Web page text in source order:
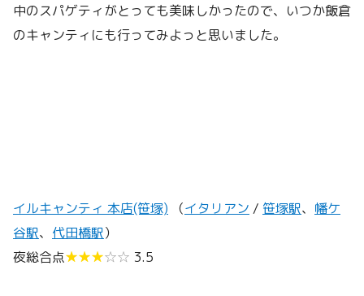
中のスパゲティがとっても美味しかったので、いつか飯倉
のキャンティにも行ってみよっと思いました。
イルキャンティ 本店(笹塚) （イタリアン / 笹塚駅、 幡ケ
谷駅、 代田橋駅）
夜総合点★★★☆☆ 3.5